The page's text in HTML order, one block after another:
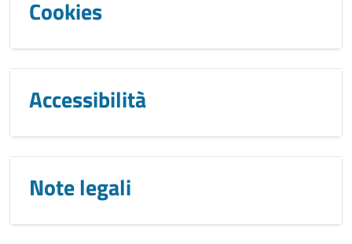
Cookies
Accessibilità
Note legali